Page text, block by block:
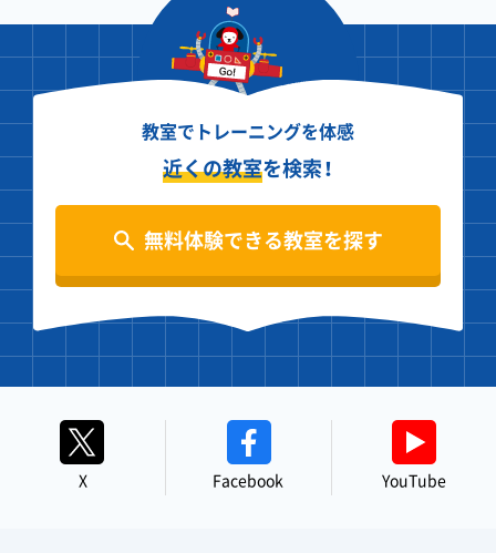
教室でトレーニングを体感
近くの教室を検索！
無料体験できる教室を探す
X Facebook YouTube